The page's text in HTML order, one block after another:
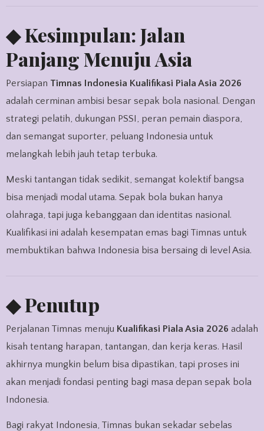
◆ Kesimpulan: Jalan
Panjang Menuju Asia
Persiapan Timnas Indonesia Kualifikasi Piala Asia 2026
adalah cerminan ambisi besar sepak bola nasional. Dengan
strategi pelatih, dukungan PSSI, peran pemain diaspora,
dan semangat suporter, peluang Indonesia untuk
melangkah lebih jauh tetap terbuka.
Meski tantangan tidak sedikit, semangat kolektif bangsa
bisa menjadi modal utama. Sepak bola bukan hanya
olahraga, tapi juga kebanggaan dan identitas nasional.
Kualifikasi ini adalah kesempatan emas bagi Timnas untuk
membuktikan bahwa Indonesia bisa bersaing di level Asia.
◆ Penutup
Perjalanan Timnas menuju Kualifikasi Piala Asia 2026 adalah
kisah tentang harapan, tantangan, dan kerja keras. Hasil
akhirnya mungkin belum bisa dipastikan, tapi proses ini
akan menjadi fondasi penting bagi masa depan sepak bola
Indonesia.
Bagi rakyat Indonesia, Timnas bukan sekadar sebelas